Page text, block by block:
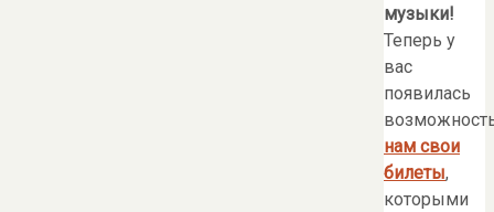
музыки!
Теперь у
вас
появилась
нам свои
билеты,
которыми